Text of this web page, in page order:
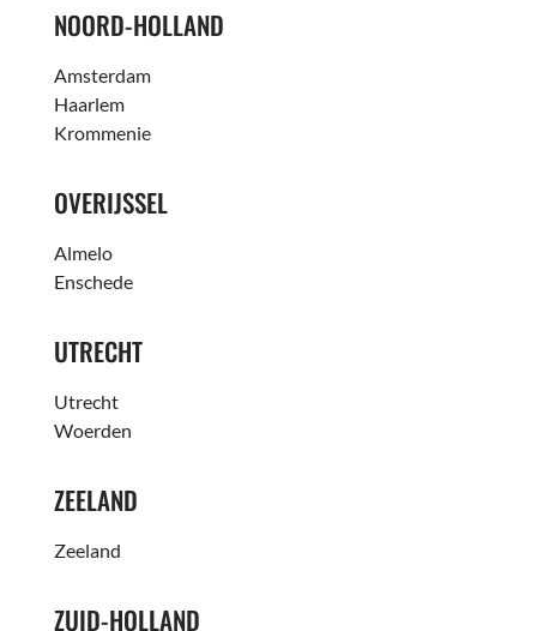
NOORD-HOLLAND
Amsterdam
Haarlem
Krommenie
OVERIJSSEL
Almelo
Enschede
UTRECHT
Utrecht
Woerden
ZEELAND
Zeeland
ZUID-HOLLAND